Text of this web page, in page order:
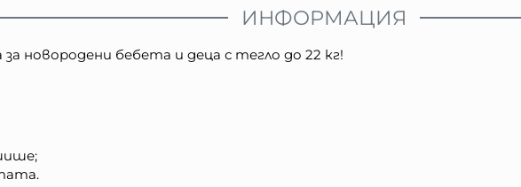
ИНФОРМАЦИЯ
новородени бебета и деца с тегло до 22 кг!